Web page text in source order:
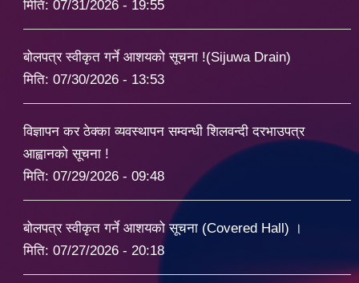
मिति: 07/31/2026 - 19:55
बोलपत्र स्वीकृत गर्ने आशयको सूचना !(Sijuwa Drain)
मिति: 07/30/2026 - 13:53
विज्ञापन कर ठेक्का व्यवस्थापन सम्वन्धी शिलवन्दी दरभाउपत्र
आह्वानको सूचना !
मिति: 07/29/2026 - 09:48
बोलपत्र स्वीकृत गर्ने आशयको सूचना (Covered Hall) ।
मिति: 07/27/2026 - 20:18